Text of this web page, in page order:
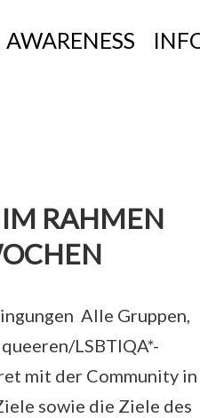
AWARENESS
RAHMEN
Alle Gruppen,
LSBTIQA*-
mit der Community in
sowie die Ziele des